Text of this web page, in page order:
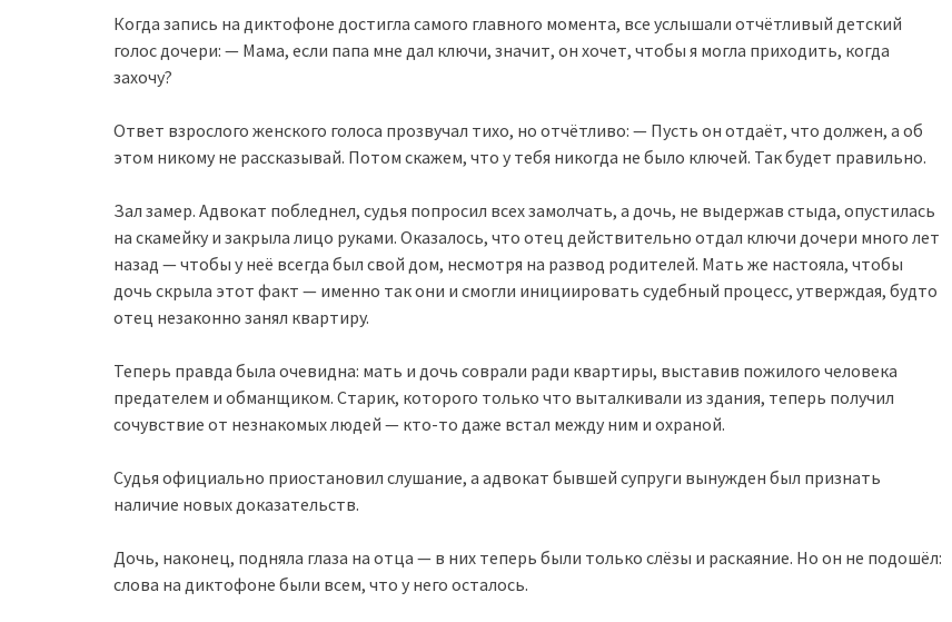
Когда запись на диктофоне достигла самого главного момента, все услышали отчётливый детский
голос дочери: — Мама, если папа мне дал ключи, значит, он хочет, чтобы я могла приходить, когда
захочу?
Ответ взрослого женского голоса прозвучал тихо, но отчётливо: — Пусть он отдаёт, что должен, а об
этом никому не рассказывай. Потом скажем, что у тебя никогда не было ключей. Так будет правильно.
Зал замер. Адвокат побледнел, судья попросил всех замолчать, а дочь, не выдержав стыда, опустилась
на скамейку и закрыла лицо руками. Оказалось, что отец действительно отдал ключи дочери много лет
назад — чтобы у неё всегда был свой дом, несмотря на развод родителей. Мать же настояла, чтобы
дочь скрыла этот факт — именно так они и смогли инициировать судебный процесс, утверждая, будто
отец незаконно занял квартиру.
Теперь правда была очевидна: мать и дочь соврали ради квартиры, выставив пожилого человека
предателем и обманщиком. Старик, которого только что выталкивали из здания, теперь получил
сочувствие от незнакомых людей — кто-то даже встал между ним и охраной.
Судья официально приостановил слушание, а адвокат бывшей супруги вынужден был признать
наличие новых доказательств.
Дочь, наконец, подняла глаза на отца — в них теперь были только слёзы и раскаяние. Но он не подошёл:
слова на диктофоне были всем, что у него осталось.